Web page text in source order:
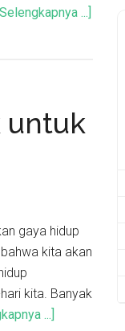
...]
untuk
gaya hidup
kita akan
kita. Banyak
...]